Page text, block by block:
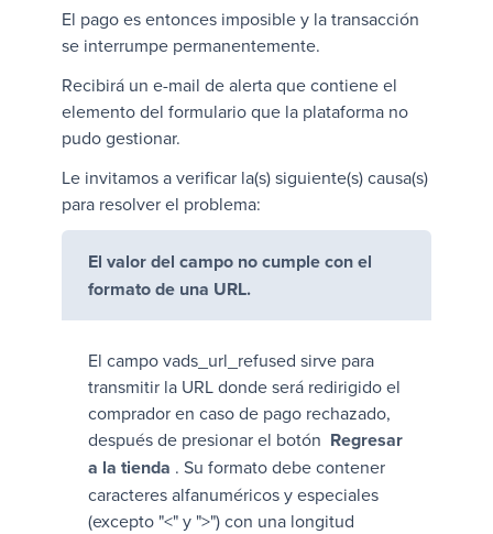
El pago es entonces imposible y la transacción
se interrumpe permanentemente.
Recibirá un e-mail de alerta que contiene el
elemento del formulario que la plataforma no
pudo gestionar.
Le invitamos a verificar la(s) siguiente(s) causa(s)
para resolver el problema:
El valor del campo no cumple con el
formato de una URL.
El campovads_url_refused sirve para
transmitir la URL donde será redirigido el
comprador en caso de pago rechazado,
después de presionar el botón Regresar
a la tienda . Su formato debe contener
caracteres alfanuméricos y especiales
(excepto "<" y ">") con una longitud